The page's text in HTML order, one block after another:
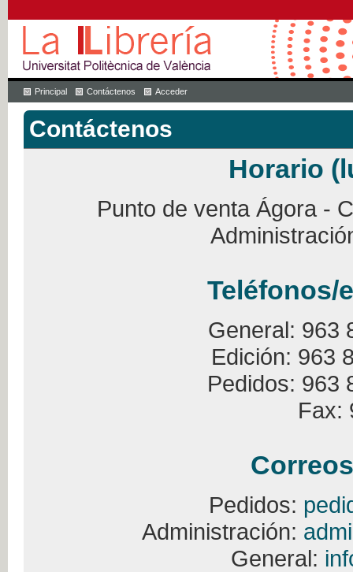
Principal Contáctenos Acceder
Contáctenos
Horario
Punto de venta Ágora -
Teléfonos/
General: 963
Edición: 963
Pedidos: 963
Fax:
Pedidos:
Administración:
General: